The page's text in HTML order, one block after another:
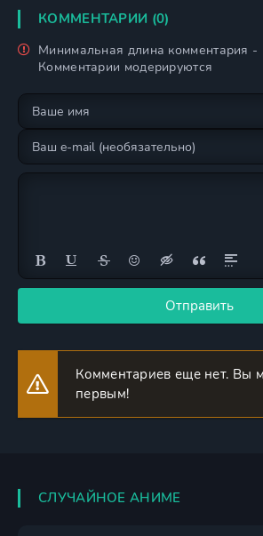
КОММЕНТАРИИ (0)
Минимальная длина комментария -
Комментарии модерируются
Отправить
Комментариев еще нет. Вы
первым!
СЛУЧАЙНОЕ АНИМЕ